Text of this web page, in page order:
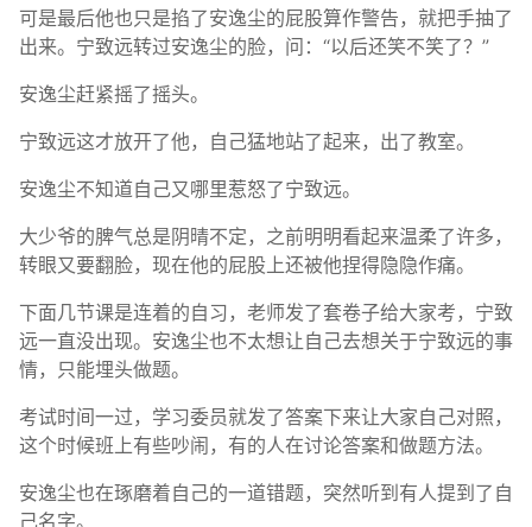
可是最后他也只是掐了安逸尘的屁股算作警告，就把手抽了
出来。宁致远转过安逸尘的脸，问：“以后还笑不笑了？”
安逸尘赶紧摇了摇头。
宁致远这才放开了他，自己猛地站了起来，出了教室。
安逸尘不知道自己又哪里惹怒了宁致远。
大少爷的脾气总是阴晴不定，之前明明看起来温柔了许多，
转眼又要翻脸，现在他的屁股上还被他捏得隐隐作痛。
下面几节课是连着的自习，老师发了套卷子给大家考，宁致
远一直没出现。安逸尘也不太想让自己去想关于宁致远的事
情，只能埋头做题。
考试时间一过，学习委员就发了答案下来让大家自己对照，
这个时候班上有些吵闹，有的人在讨论答案和做题方法。
安逸尘也在琢磨着自己的一道错题，突然听到有人提到了自
己名字。